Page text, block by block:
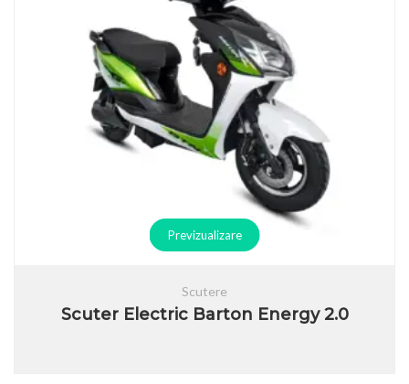
Previzualizare
Scutere
Scuter Electric Barton Energy 2.0